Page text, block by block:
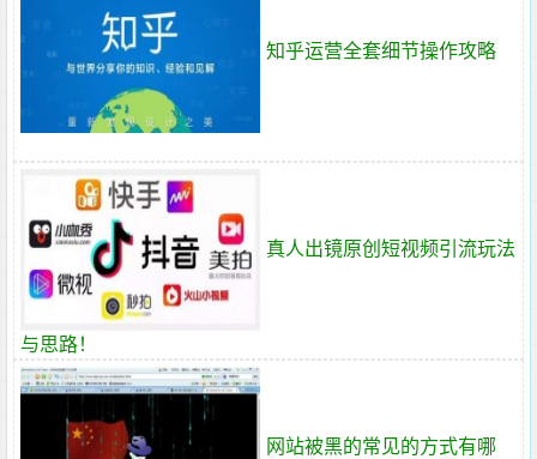
知乎运营全套细节操作攻略
真人出镜原创短视频引流玩法
与思路！
网站被黑的常见的方式有哪